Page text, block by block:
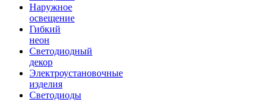
Наружное
освещение
Гибкий
неон
Светодиодный
декор
Электроустановочные
изделия
Светодиоды